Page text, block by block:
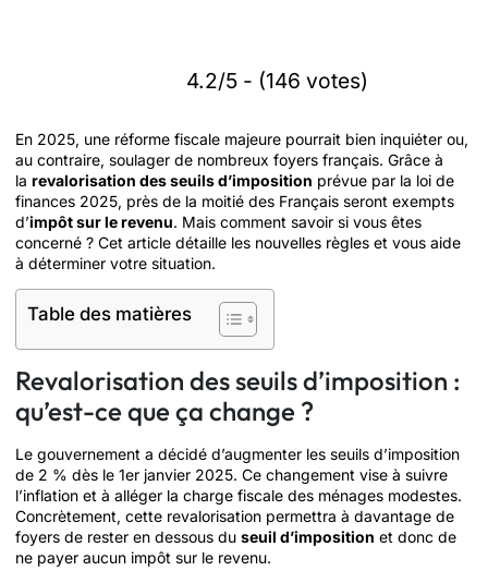
4.2/5 - (146 votes)
En 2025, une réforme fiscale majeure pourrait bien inquiéter ou,
au contraire, soulager de nombreux foyers français. Grâce à
la revalorisation des seuils d’imposition prévue par la loi de
finances 2025, près de la moitié des Français seront exempts
d’impôt sur le revenu. Mais comment savoir si vous êtes
concerné ? Cet article détaille les nouvelles règles et vous aide
à déterminer votre situation.
Table des matières
Revalorisation des seuils d’imposition :
qu’est-ce que ça change ?
Le gouvernement a décidé d’augmenter les seuils d’imposition
de 2 % dès le 1er janvier 2025. Ce changement vise à suivre
l’inflation et à alléger la charge fiscale des ménages modestes.
Concrètement, cette revalorisation permettra à davantage de
foyers de rester en dessous du seuil d’imposition et donc de
ne payer aucun impôt sur le revenu.